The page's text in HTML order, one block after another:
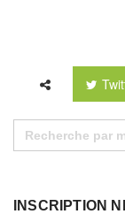
Search
for:
INSCRIPTION